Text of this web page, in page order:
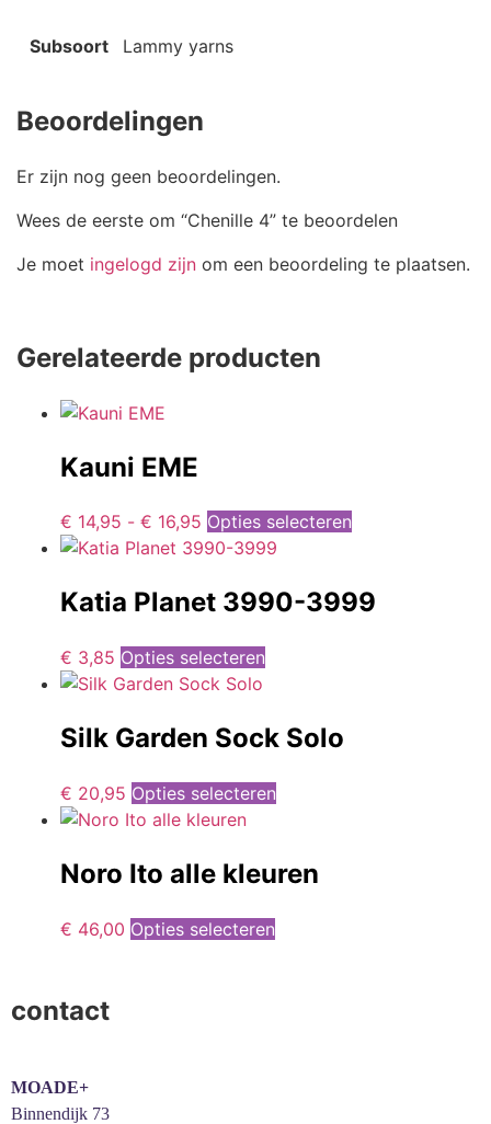
Subsoort Lammy yarns
Beoordelingen
Er zijn nog geen beoordelingen.
Wees de eerste om “Chenille 4” te beoordelen
Je moet ingelogd zijn om een beoordeling te plaatsen.
Gerelateerde producten
Kauni EME
€ 14,95 - € 16,95 Opties selecteren
Katia Planet 3990-3999
€ 3,85 Opties selecteren
Silk Garden Sock Solo
€ 20,95 Opties selecteren
Noro Ito alle kleuren
€ 46,00 Opties selecteren
contact
MOADE+
Binnendijk 73